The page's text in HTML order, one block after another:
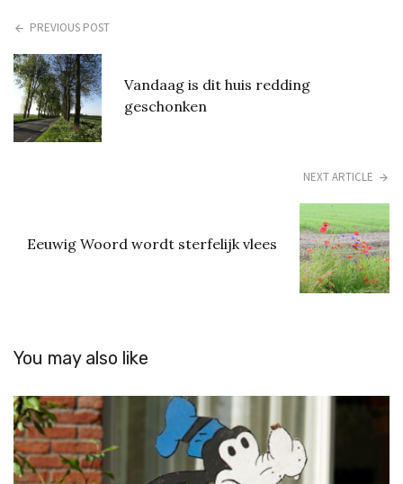
PREVIOUS POST
Vandaag is dit huis redding
geschonken
NEXT ARTICLE
Eeuwig Woord wordt sterfelijk vlees
You may also like